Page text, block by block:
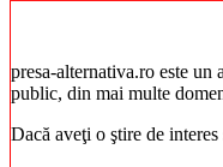
presa-alternativa.ro este
public, din mai multe
Dacă aveţi o ştire de